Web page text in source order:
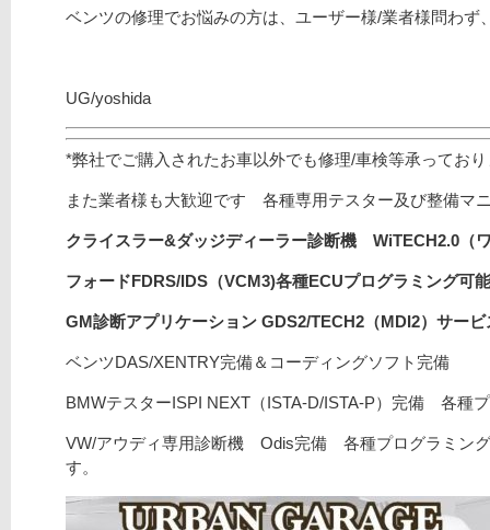
ベンツの修理でお悩みの方は、ユーザー様/業者様問わず
UG/yoshida
*弊社でご購入されたお車以外でも修理/車検等承ってお
また業者様も大歓迎です 各種専用テスター及び整備マ
クライスラー&ダッジディーラー診断機 WiTECH2.0（
フォードFDRS/IDS（VCM3)各種ECUプログラミング可
GM診断アプリケーション GDS2/TECH2（MDI2）サー
ベンツDAS/XENTRY完備＆コーディングソフト完備
BMWテスターISPI NEXT（ISTA-D/ISTA-P）完備 各種
VW/アウディ専用診断機 Odis完備 各種プログラミン
す。